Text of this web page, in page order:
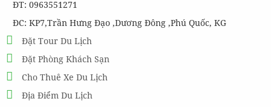
ĐT: 0963551271
ĐC: KP7,Trần Hưng Đạo ,Dương Đông ,Phú Quốc, KG
Đặt Tour Du Lịch
Đặt Phòng Khách Sạn
Cho Thuê Xe Du Lịch
Địa Điểm Du Lịch